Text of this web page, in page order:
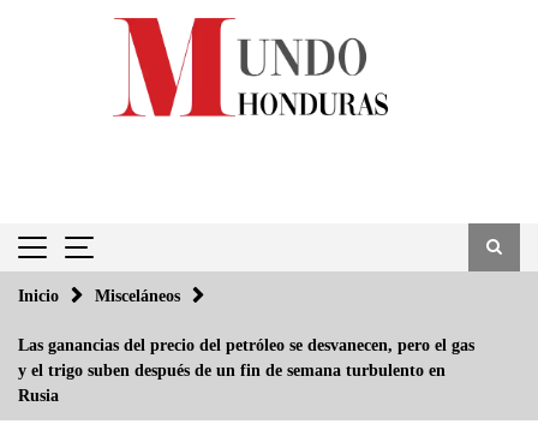
Inicio Misceláneos
Las ganancias del precio del petróleo se desvanecen, pero el gas
y el trigo suben después de un fin de semana turbulento en
Rusia